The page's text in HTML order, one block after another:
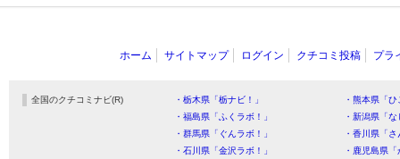
ホーム サイトマップ ログイン クチコミ投稿 プラ
全国のクチコミナビ(R) ・栃木県「栃ナビ！」
・熊本県「
・福島県「ふくラボ！」
・新潟県「
・群馬県「ぐんラボ！」
・香川県「
・石川県「金沢ラボ！」
・鹿児島県